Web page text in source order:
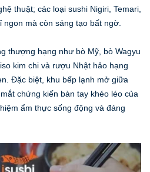
thuật; các loại sushi Nigiri, Temari,
mà còn sáng tạo bất ngờ.
thượng hạng như bò Mỹ, bò Wagyu
kim chi và rượu Nhật hảo hạng
Đặc biệt, khu bếp lạnh mở giữa
chứng kiến bàn tay khéo léo của
ẩm thực sống động và đáng